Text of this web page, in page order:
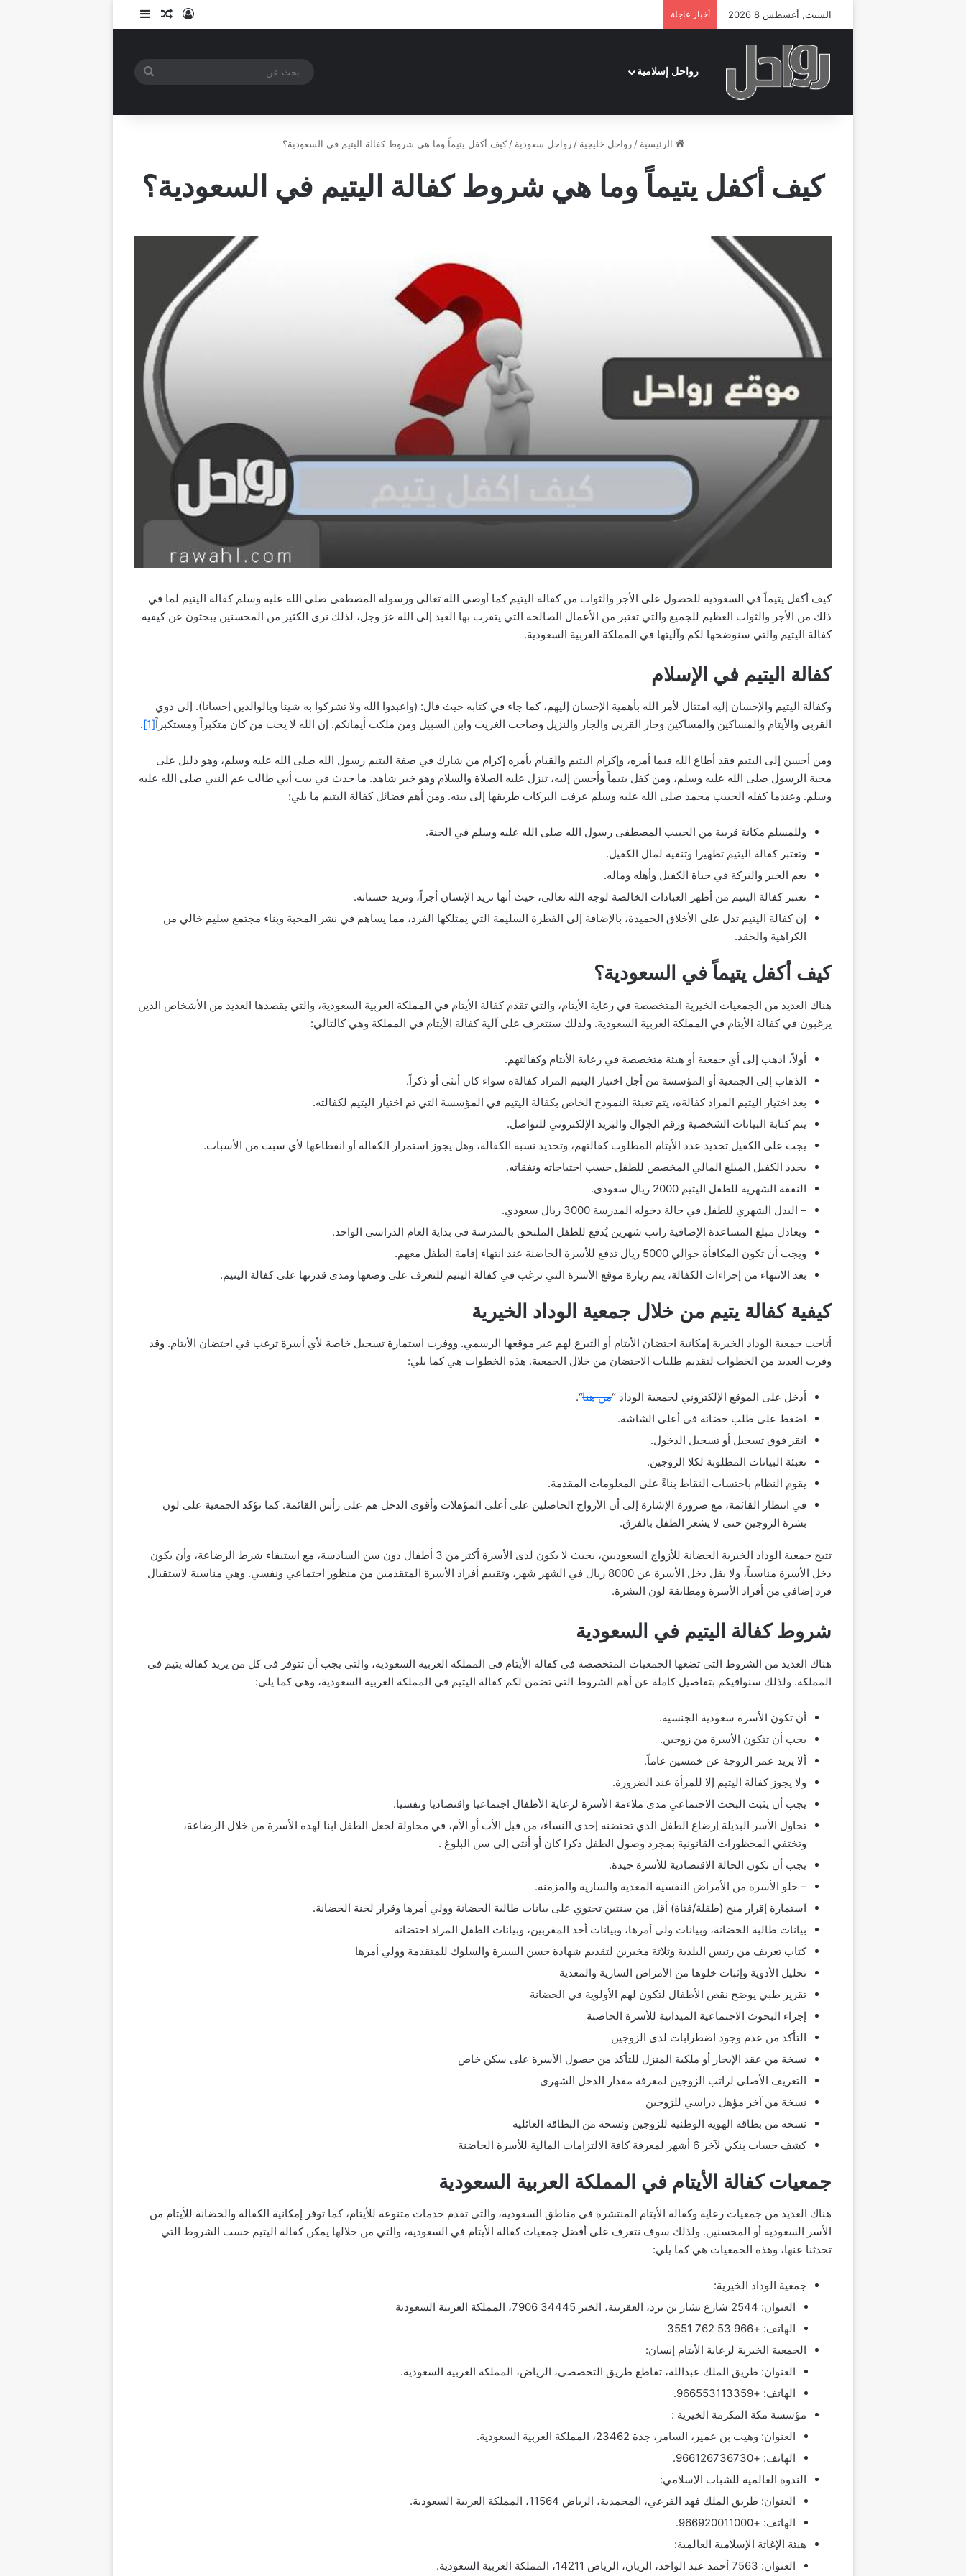
السبت, أغسطس 8 2026 أخبار عاجلة تسجيل الدخول
مقال عشوائي
إضافة عمود جانبي
رواحل إسلامية
بحث
الرئيسية / رواحل خليجية / رواحل سعودية / كيف أكفل يتيماً وما هي شروط كفالة اليتيم في السعودية؟
كيف أكفل يتيماً وما هي شروط كفالة اليتيم في السعودية؟
كيف أكفل يتيماً في السعودية للحصول على الأجر والثواب من كفالة اليتيم كما أوصى الله تعالى ورسوله المصطفى صلى الله عليه وسلم كفالة اليتيم لما في
ذلك من الأجر والثواب العظيم للجميع والتي تعتبر من الأعمال الصالحة التي يتقرب بها العبد إلى الله عز وجل، لذلك نرى الكثير من المحسنين يبحثون عن كيفية
كفالة اليتيم والتي سنوضحها لكم وآليتها في المملكة العربية السعودية.
كفالة اليتيم في الإسلام
وكفالة اليتيم والإحسان إليه امتثال لأمر الله بأهمية الإحسان إليهم، كما جاء في كتابه حيث قال: (واعبدوا الله ولا تشركوا به شيئا وبالوالدين إحسانا). إلى ذوي
القربى والأيتام والمساكين والمساكين وجار القربى والجار والنزيل وصاحب الغريب وابن السبيل ومن ملكت أيمانكم. إن الله لا يحب من كان متكبراً ومستكبراً[1]
.
ومن أحسن إلى اليتيم فقد أطاع الله فيما أمره، وإكرام اليتيم والقيام بأمره إكرام من شارك في صفة اليتيم رسول الله صلى الله عليه وسلم، وهو دليل على
محبة الرسول صلى الله عليه وسلم، ومن كفل يتيماً وأحسن إليه، تنزل عليه الصلاة والسلام وهو خير شاهد. ما حدث في بيت أبي طالب عم النبي صلى الله عليه
وسلم. وعندما كفله الحبيب محمد صلى الله عليه وسلم عرفت البركات طريقها إلى بيته. ومن أهم فضائل كفالة اليتيم ما يلي:
وللمسلم مكانة قريبة من الحبيب المصطفى رسول الله صلى الله عليه وسلم في الجنة.
وتعتبر كفالة اليتيم تطهيرا وتنقية لمال الكفيل.
يعم الخير والبركة في حياة الكفيل وأهله وماله.
تعتبر كفالة اليتيم من أطهر العبادات الخالصة لوجه الله تعالى، حيث أنها تزيد الإنسان أجراً، وتزيد حسناته.
إن كفالة اليتيم تدل على الأخلاق الحميدة، بالإضافة إلى الفطرة السليمة التي يمتلكها الفرد، مما يساهم في نشر المحبة وبناء مجتمع سليم خالي من
الكراهية والحقد.
كيف أكفل يتيماً في السعودية؟
هناك العديد من الجمعيات الخيرية المتخصصة في رعاية الأيتام، والتي تقدم كفالة الأيتام في المملكة العربية السعودية، والتي يقصدها العديد من الأشخاص الذين
يرغبون في كفالة الأيتام في المملكة العربية السعودية. ولذلك سنتعرف على آلية كفالة الأيتام في المملكة وهي كالتالي:
أولاً، اذهب إلى أي جمعية أو هيئة متخصصة في رعاية الأيتام وكفالتهم.
الذهاب إلى الجمعية أو المؤسسة من أجل اختيار اليتيم المراد كفالةه سواء كان أنثى أو ذكراً.
بعد اختيار اليتيم المراد كفالةه، يتم تعبئة النموذج الخاص بكفالة اليتيم في المؤسسة التي تم اختيار اليتيم لكفالته.
يتم كتابة البيانات الشخصية ورقم الجوال والبريد الإلكتروني للتواصل.
يجب على الكفيل تحديد عدد الأيتام المطلوب كفالتهم، وتحديد نسبة الكفالة، وهل يجوز استمرار الكفالة أو انقطاعها لأي سبب من الأسباب.
يحدد الكفيل المبلغ المالي المخصص للطفل حسب احتياجاته ونفقاته.
النفقة الشهرية للطفل اليتيم 2000 ريال سعودي.
– البدل الشهري للطفل في حالة دخوله المدرسة 3000 ريال سعودي.
ويعادل مبلغ المساعدة الإضافية راتب شهرين يُدفع للطفل الملتحق بالمدرسة في بداية العام الدراسي الواحد.
ويجب أن تكون المكافأة حوالي 5000 ريال تدفع للأسرة الحاضنة عند انتهاء إقامة الطفل معهم.
بعد الانتهاء من إجراءات الكفالة، يتم زيارة موقع الأسرة التي ترغب في كفالة اليتيم للتعرف على وضعها ومدى قدرتها على كفالة اليتيم.
كيفية كفالة يتيم من خلال جمعية الوداد الخيرية
أتاحت جمعية الوداد الخيرية إمكانية احتضان الأيتام أو التبرع لهم عبر موقعها الرسمي. ووفرت استمارة تسجيل خاصة لأي أسرة ترغب في احتضان الأيتام. وقد
وفرت العديد من الخطوات لتقديم طلبات الاحتضان من خلال الجمعية. هذه الخطوات هي كما يلي:
أدخل على الموقع الإلكتروني لجمعية الوداد “من هنا“.
اضغط على طلب حضانة في أعلى الشاشة.
انقر فوق تسجيل أو تسجيل الدخول.
تعبئة البيانات المطلوبة لكلا الزوجين.
يقوم النظام باحتساب النقاط بناءً على المعلومات المقدمة.
في انتظار القائمة، مع ضرورة الإشارة إلى أن الأزواج الحاصلين على أعلى المؤهلات وأقوى الدخل هم على رأس القائمة. كما تؤكد الجمعية على لون
بشرة الزوجين حتى لا يشعر الطفل بالفرق.
تتيح جمعية الوداد الخيرية الحضانة للأزواج السعوديين، بحيث لا يكون لدى الأسرة أكثر من 3 أطفال دون سن السادسة، مع استيفاء شرط الرضاعة، وأن يكون
دخل الأسرة مناسباً، ولا يقل دخل الأسرة عن 8000 ريال في الشهر شهر، وتقييم أفراد الأسرة المتقدمين من منظور اجتماعي ونفسي. وهي مناسبة لاستقبال
فرد إضافي من أفراد الأسرة ومطابقة لون البشرة.
شروط كفالة اليتيم في السعودية
هناك العديد من الشروط التي تضعها الجمعيات المتخصصة في كفالة الأيتام في المملكة العربية السعودية، والتي يجب أن تتوفر في كل من يريد كفالة يتيم في
المملكة. ولذلك سنوافيكم بتفاصيل كاملة عن أهم الشروط التي تضمن لكم كفالة اليتيم في المملكة العربية السعودية، وهي كما يلي:
أن تكون الأسرة سعودية الجنسية.
يجب أن تتكون الأسرة من زوجين.
ألا يزيد عمر الزوجة عن خمسين عاماً.
ولا يجوز كفالة اليتيم إلا للمرأة عند الضرورة.
يجب أن يثبت البحث الاجتماعي مدى ملاءمة الأسرة لرعاية الأطفال اجتماعيا واقتصاديا ونفسيا.
تحاول الأسر البديلة إرضاع الطفل الذي تحتضنه إحدى النساء، من قبل الأب أو الأم، في محاولة لجعل الطفل ابنا لهذه الأسرة من خلال الرضاعة،
وتختفي المحظورات القانونية بمجرد وصول الطفل ذكرا كان أو أنثى إلى سن البلوغ .
يجب أن تكون الحالة الاقتصادية للأسرة جيدة.
– خلو الأسرة من الأمراض النفسية المعدية والسارية والمزمنة.
استمارة إقرار منح (طفلة/فتاة) أقل من سنتين تحتوي على بيانات طالبة الحضانة وولي أمرها وقرار لجنة الحضانة.
بيانات طالبة الحضانة، وبيانات ولي أمرها، وبيانات أحد المقربين، وبيانات الطفل المراد احتضانه
كتاب تعريف من رئيس البلدية وثلاثة مخبرين لتقديم شهادة حسن السيرة والسلوك للمتقدمة وولي أمرها
تحليل الأدوية وإثبات خلوها من الأمراض السارية والمعدية
تقرير طبي يوضح نقص الأطفال لتكون لهم الأولوية في الحضانة
إجراء البحوث الاجتماعية الميدانية للأسرة الحاضنة
التأكد من عدم وجود اضطرابات لدى الزوجين
نسخة من عقد الإيجار أو ملكية المنزل للتأكد من حصول الأسرة على سكن خاص
التعريف الأصلي لراتب الزوجين لمعرفة مقدار الدخل الشهري
نسخة من آخر مؤهل دراسي للزوجين
نسخة من بطاقة الهوية الوطنية للزوجين ونسخة من البطاقة العائلية
كشف حساب بنكي لآخر 6 أشهر لمعرفة كافة الالتزامات المالية للأسرة الحاضنة
جمعيات كفالة الأيتام في المملكة العربية السعودية
هناك العديد من جمعيات رعاية وكفالة الأيتام المنتشرة في مناطق السعودية، والتي تقدم خدمات متنوعة للأيتام، كما توفر إمكانية الكفالة والحضانة للأيتام من
الأسر السعودية أو المحسنين. ولذلك سوف نتعرف على أفضل جمعيات كفالة الأيتام في السعودية، والتي من خلالها يمكن كفالة اليتيم حسب الشروط التي
تحدثنا عنها، وهذه الجمعيات هي كما يلي:
جمعية الوداد الخيرية:
العنوان: 2544 شارع بشار بن برد، العقربية، الخبر 34445 7906، المملكة العربية السعودية
الهاتف: +966 53 762 3551
الجمعية الخيرية لرعاية الأيتام إنسان:
العنوان: طريق الملك عبدالله، تقاطع طريق التخصصي، الرياض، المملكة العربية السعودية.
الهاتف: +966553113359.
مؤسسة مكة المكرمة الخيرية :
العنوان: وهيب بن عمير، السامر، جدة 23462، المملكة العربية السعودية.
الهاتف: +966126736730.
الندوة العالمية للشباب الإسلامي:
العنوان: طريق الملك فهد الفرعي، المحمدية، الرياض 11564، المملكة العربية السعودية.
الهاتف: +966920011000.
هيئة الإغاثة الإسلامية العالمية:
العنوان: 7563 أحمد عبد الواحد، الريان، الرياض 14211، المملكة العربية السعودية.